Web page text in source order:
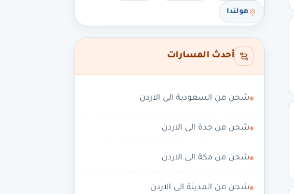
هولندا
أحدث المسارات
شحن من السعودية الى الاردن
شحن من جدة الى الاردن
شحن من مكة الى الاردن
شحن من المدينة الى الاردن